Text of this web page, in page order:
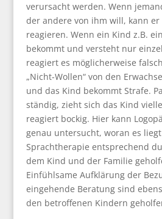
verursacht werden. Wenn
der andere von ihm will, kann
reagieren. Wenn ein Kind z.B.
bekommt und versteht nur
reagiert es möglicherweise
„Nicht-Wollen“ von den
und das Kind bekommt Strafe.
ständig, zieht sich das Kind
reagiert bockig. Hier kann
genau untersucht, woran es
Sprachtherapie entsprechend
dem Kind und der Familie
Einfühlsame Aufklärung der
eingehende Beratung sind
den betroffenen Kindern